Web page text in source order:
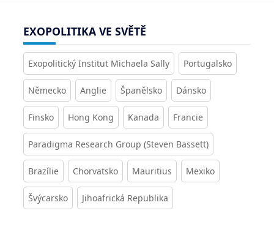
EXOPOLITIKA VE SVĚTĚ
Exopolitický Institut Michaela Sally Portugalsko
Německo Anglie Španělsko Dánsko
Finsko Hong Kong Kanada Francie
Paradigma Research Group (Steven Bassett)
Brazílie Chorvatsko Mauritius Mexiko
Švýcarsko Jihoafrická Republika